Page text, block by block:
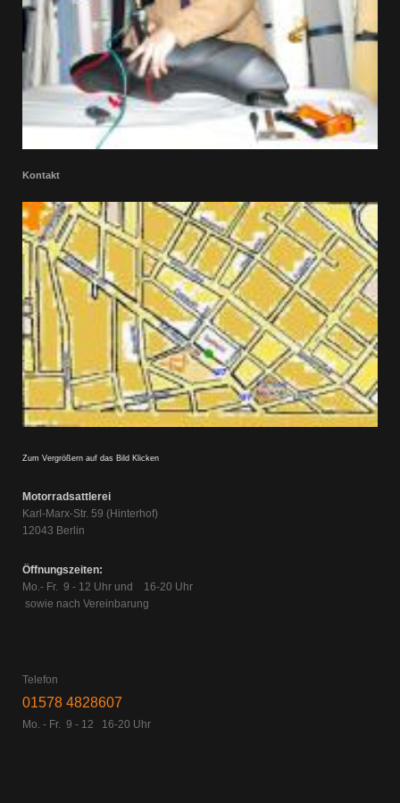
Kontakt
Zum Vergrößern auf das Bild Klicken
Motorradsattlerei
Karl-Marx-Str. 59 (Hinterhof)
12043 Berlin
Öffnungszeiten:
Mo.- Fr. 9 - 12 Uhr und 16-20 Uhr
sowie nach Vereinbarung
Telefon
01578 4828607
Mo. - Fr. 9 - 12 16-20 Uhr